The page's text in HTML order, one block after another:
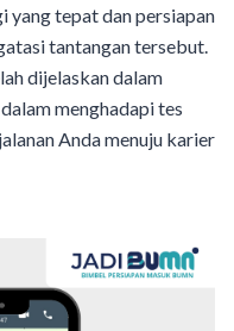
yang tepat dan persiapan
tantangan tersebut.
dijelaskan dalam
menghadapi tes
Anda menuju karier